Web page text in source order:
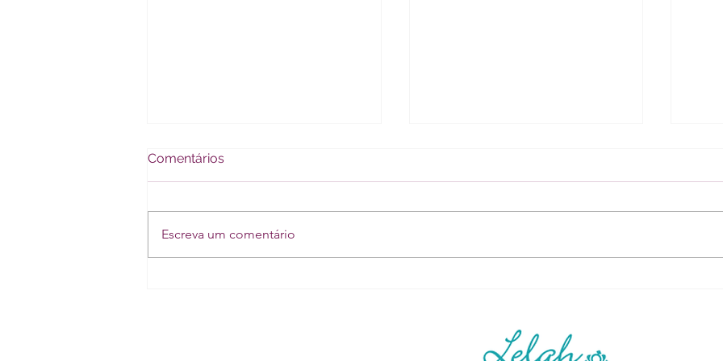
Plenamente
Comentários
Escreva um comentário